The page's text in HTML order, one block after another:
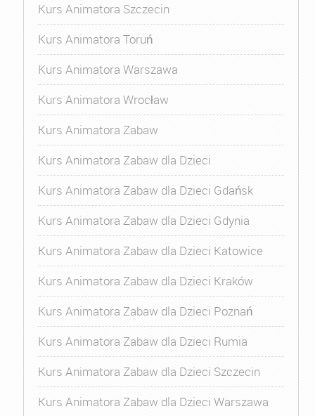
Kurs Animatora Szczecin
Kurs Animatora Toruń
Kurs Animatora Warszawa
Kurs Animatora Wrocław
Kurs Animatora Zabaw
Kurs Animatora Zabaw dla Dzieci
Kurs Animatora Zabaw dla Dzieci Gdańsk
Kurs Animatora Zabaw dla Dzieci Gdynia
Kurs Animatora Zabaw dla Dzieci Katowice
Kurs Animatora Zabaw dla Dzieci Kraków
Kurs Animatora Zabaw dla Dzieci Poznań
Kurs Animatora Zabaw dla Dzieci Rumia
Kurs Animatora Zabaw dla Dzieci Szczecin
Kurs Animatora Zabaw dla Dzieci Warszawa